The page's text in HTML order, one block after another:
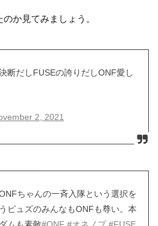
か見てみましょう。
断だしFUSEの誇りだしONF愛し
2, 2021
ちゃんの一斉入隊という選択を
ピュズのみんなもONFも尊い。本